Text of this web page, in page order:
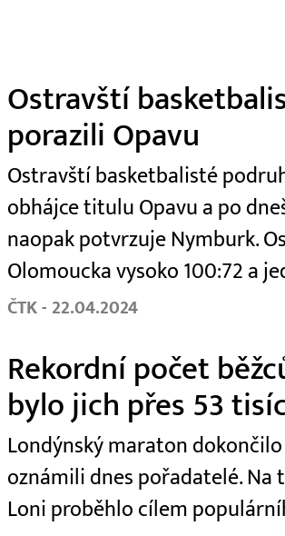
Ostravští
porazili Opavu
Ostravští basketbalisté
obhájce titulu Opavu a po
naopak potvrzuje Nymburk.
Olomoucka vysoko 100:72 a
ČTK - 22.04.2024
Rekordní počet
bylo jich přes 53
Londýnský maraton
oznámili dnes pořadatelé. Na
Loni proběhlo cílem